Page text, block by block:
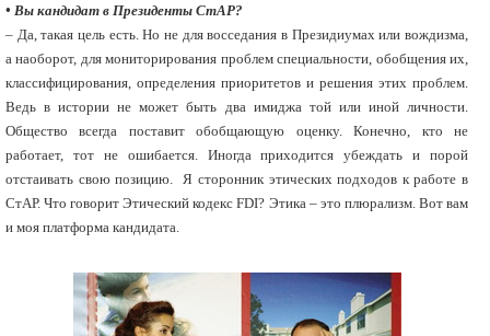
• Вы кандидат в Президенты СтАР?
– Да, такая цель есть. Но не для восседания в Президиумах или вождизма,
а наоборот, для мониторирования проблем специальности, обобщения их,
классифицирования, определения приоритетов и решения этих проблем.
Ведь в истории не может быть два имиджа той или иной личности.
Общество всегда поставит обобщающую оценку. Конечно, кто не
работает, тот не ошибается. Иногда приходится убеждать и порой
отстаивать свою позицию. Я сторонник этических подходов к работе в
СтАР. Что говорит Этический кодекс FDI? Этика – это плюрализм. Вот вам
и моя платформа кандидата.